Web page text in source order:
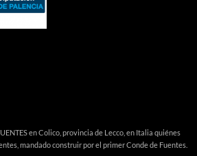
en Colico, provincia de Lecco, en Italia quiénes
mandado construir por el primer Conde de Fuentes.